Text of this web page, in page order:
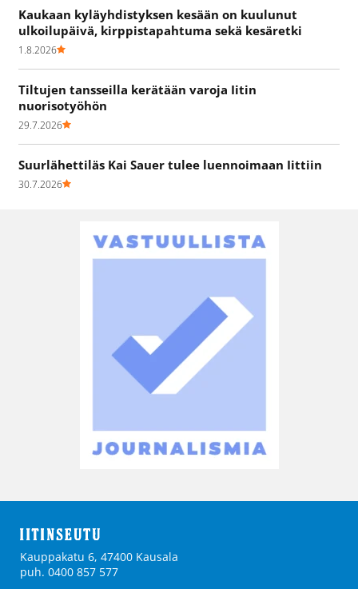
Kaukaan kyläyhdistyksen kesään on kuulunut
ulkoilupäivä, kirppistapahtuma sekä kesäretki
1.8.2026
Tiltujen tansseilla kerätään varoja Iitin
nuorisotyöhön
29.7.2026
Suurlähettiläs Kai Sauer tulee luennoimaan Iittiin
30.7.2026
Kauppakatu 6, 47400 Kausala
puh. 0400 857 577